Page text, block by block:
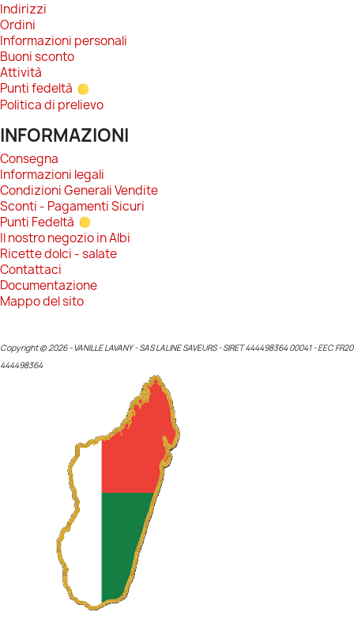
Indirizzi
Ordini
Informazioni personali
Buoni sconto
Attività
Punti fedeltà
Politica di prelievo
INFORMAZIONI
Consegna
Informazioni legali
Condizioni Generali Vendite
Sconti - Pagamenti Sicuri
Punti Fedeltà
Il nostro negozio in Albi
Ricette dolci - salate
Contattaci
Documentazione
Mappo del sito
Copyright © 2026 - VANILLE LAVANY - SAS LALINE SAVEURS - SIRET 444498364 00041 - EEC FR20
444498364